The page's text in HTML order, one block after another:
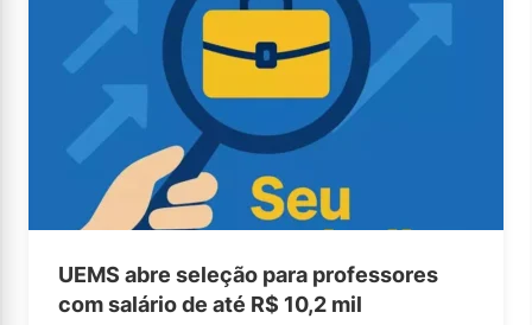
UEMS abre seleção para professores
com salário de até R$ 10,2 mil